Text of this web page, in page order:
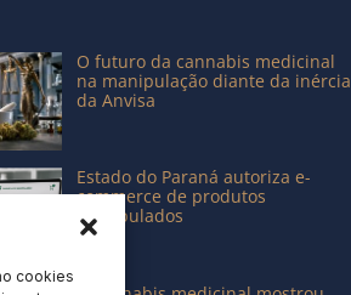
cookies
O futuro da cannabis medicinal
na manipulação diante da inércia
da Anvisa
Estado do Paraná autoriza e-
commerce de produtos
manipulados